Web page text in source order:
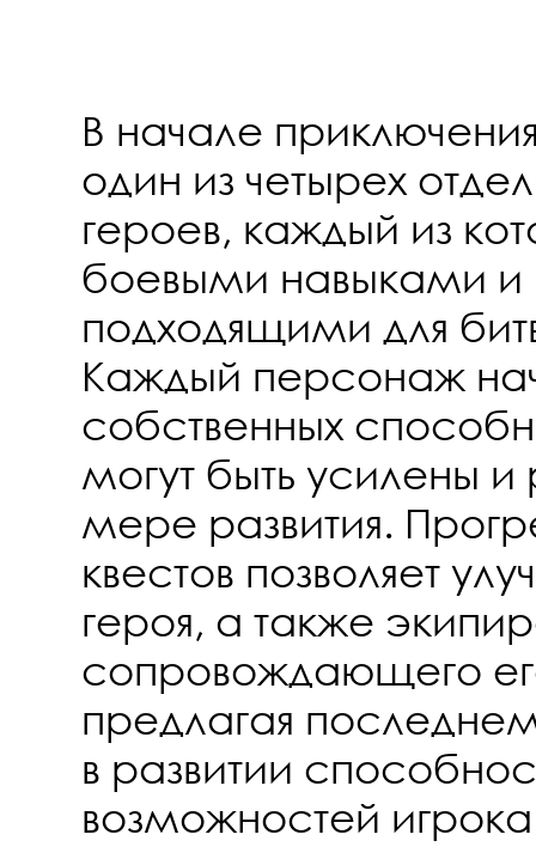
В начале
один из четырех
героев, каждый из
боевыми навыками
подходящими для
Каждый персонаж
собственных
могут быть усилены
мере развития.
квестов позволяет
героя, а также
сопровождающего
предлагая
в развитии
возможностей